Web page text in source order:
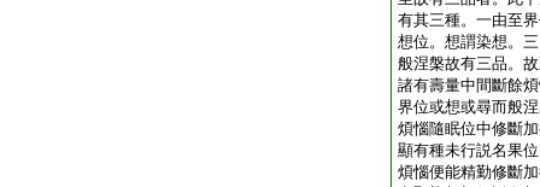
有其三種。一由至
想位。想謂染想。
般涅槃故有三品。
諸有壽量中間斷餘
界位或想或尋而般
煩惱隨眠位中修斷
顯有種未行説名果
煩惱便能精勤修斷